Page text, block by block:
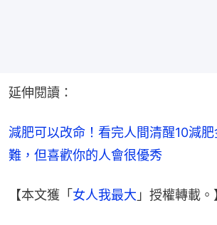
延伸閱讀：
減肥可以改命！看完人間清醒10減
難，但喜歡你的人會很優秀
【本文獲「女人我最大 」授權轉載。